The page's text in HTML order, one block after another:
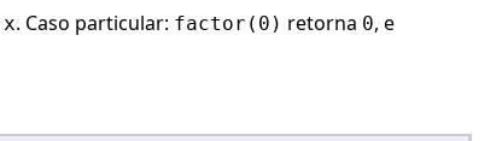
x. Caso particular: factor(0) retorna 0, e